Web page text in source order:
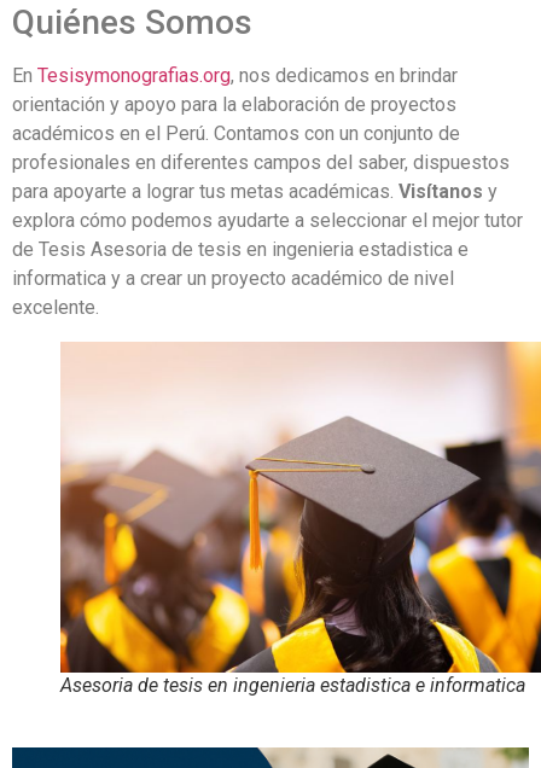
Quiénes Somos
En Tesisymonografias.org, nos dedicamos en brindar
orientación y apoyo para la elaboración de proyectos
académicos en el Perú. Contamos con un conjunto de
profesionales en diferentes campos del saber, dispuestos
para apoyarte a lograr tus metas académicas. Visítanos y
explora cómo podemos ayudarte a seleccionar el mejor tutor
de Tesis Asesoria de tesis en ingenieria estadistica e
informatica y a crear un proyecto académico de nivel
excelente.
Asesoria de tesis en ingenieria estadistica e informatica